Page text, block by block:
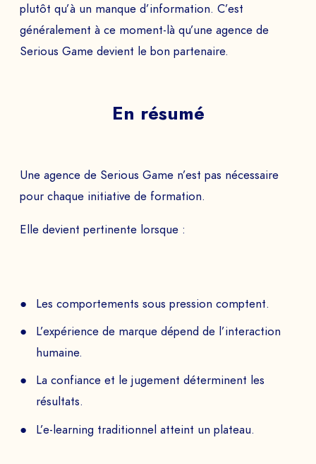
plutôt qu’à un manque d’information. C’est
généralement à ce moment-là qu’une agence de
Serious Game devient le bon partenaire.
En résumé
Une agence de Serious Game n’est pas nécessaire
pour chaque initiative de formation.
Elle devient pertinente lorsque :
Les comportements sous pression comptent.
L’expérience de marque dépend de l’interaction
humaine.
La confiance et le jugement déterminent les
résultats.
L’e-learning traditionnel atteint un plateau.